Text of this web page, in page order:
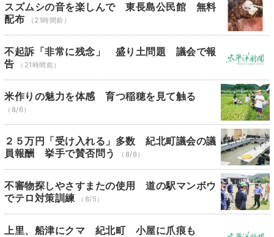
スズムシの音を楽しんで 東長島公民館 無料
配布
（21時間前）
不起訴「非常に残念」 盛り土問題 議会で報
告
（21時間前）
米作りの魅力を体感 育つ稲穂を見て触る
（8/6）
２５万円「受け入れる」多数 紀北町議会の議
員報酬 挙手で賛否問う
（8/6）
不審物探しやさすまたの使用 道の駅マンボウ
でテロ対策訓練
（8/5）
上里、船津にクマ 紀北町 小屋に爪痕も